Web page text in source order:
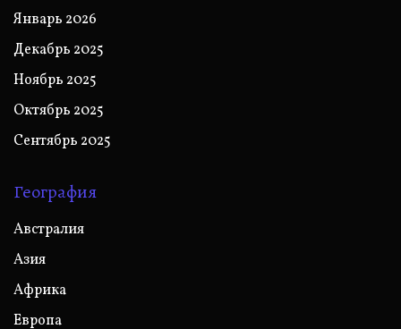
Январь 2026
Декабрь 2025
Ноябрь 2025
Октябрь 2025
Сентябрь 2025
География
Австралия
Азия
Африка
Европа